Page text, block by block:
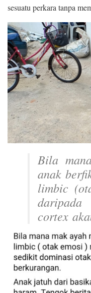
sesuatu perkara tanpa
Bila
anak
limbic
cortex